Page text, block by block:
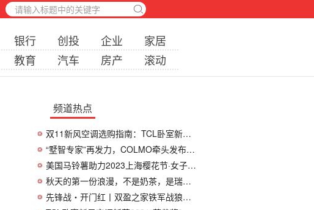
银行 创投 企业
家居
教育 汽车 房产 滚动
频道热点
双11新风空调选购指南：TCL卧室新风空调成“
“墅智专家”再发力，COLMO牵头发布全国首个A
美国马铃薯助力2023上海樱花节·女子10公里
秋天的第一份浪漫，不是奶茶，是瑞虎8L带你去看
先锋战・开门红丨双盈之家铁军战狼营第二期